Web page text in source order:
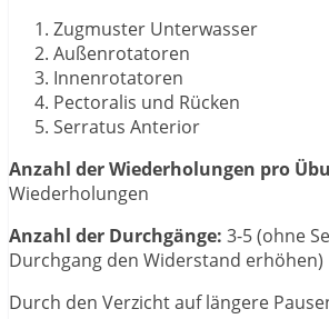
Zugmuster Unterwasser
Außenrotatoren
Innenrotatoren
Pectoralis und Rücken
Serratus Anterior
Anzahl der Wiederholungen pro
Wiederholungen
Anzahl der Durchgänge: 3-5 (ohne
Durchgang den Widerstand erhöhen)
Durch den Verzicht auf längere